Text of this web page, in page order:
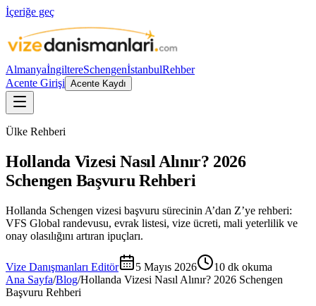
İçeriğe geç
AlmanyaİngiltereSchengenİstanbulRehber
Acente Girişi Acente Kaydı
Ülke Rehberi
Hollanda Vizesi Nasıl Alınır? 2026
Schengen Başvuru Rehberi
Hollanda Schengen vizesi başvuru sürecinin A’dan Z’ye rehberi:
VFS Global randevusu, evrak listesi, vize ücreti, mali yeterlilik ve
onay olasılığını artıran ipuçları.
Vize Danışmanları Editör 5 Mayıs 2026 10 dk okuma
Ana Sayfa/Blog/Hollanda Vizesi Nasıl Alınır? 2026 Schengen
Başvuru Rehberi